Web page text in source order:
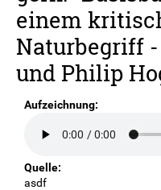
einem
Naturbegriff
und Philip
Aufzeichnung:
Quelle:
asdf